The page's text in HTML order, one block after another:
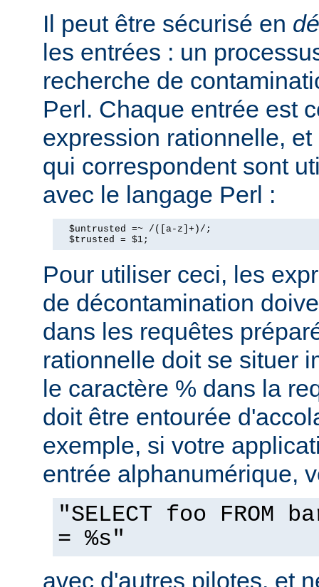
Il peut être sécurisé en
les entrées : un
recherche de
Perl. Chaque entrée est
expression rationnelle,
qui correspondent sont
avec le langage Perl :
  $untrusted =~ /([a-z]+)/;
  $trusted = $1;
Pour utiliser ceci, les
de décontamination
dans les requêtes
rationnelle doit se situer
le caractère % dans la
doit être entourée
exemple, si votre
entrée alphanumérique,
"SELECT foo FROM
= %s"
avec d'autres pilotes, et